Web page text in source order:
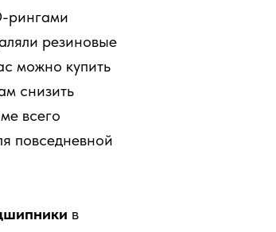
рингами
резиновые
можно купить
снизить
всего
повседневной
в